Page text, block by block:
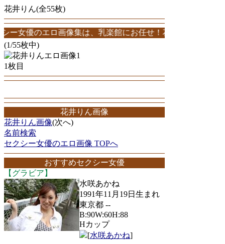
花井りん(全55枚)
のエロ画像集は、乳楽館にお任せ！花井りんエロ画像が55
(1/55枚中)
1枚目
花井りん画像
花井りん画像(次へ)
名前検索
セクシー女優のエロ画像 TOPへ
おすすめセクシー女優
【グラビア】
水咲あかね
1991年11月19日生まれ
東京都 --
B:90W:60H:88
Hカップ
[水咲あかね]